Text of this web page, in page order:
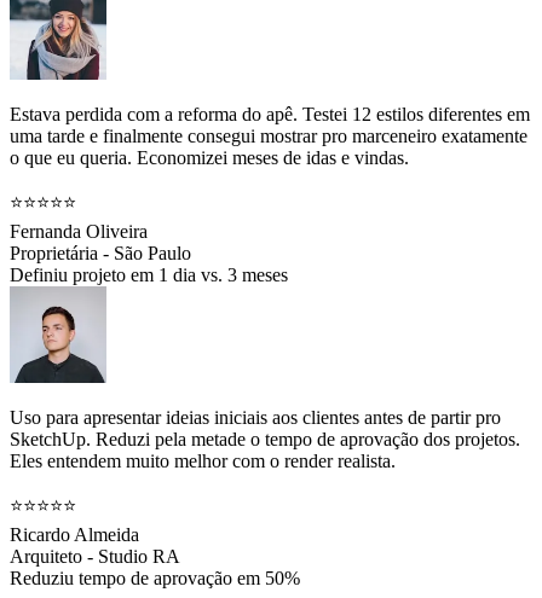
Estava perdida com a reforma do apê. Testei 12 estilos diferentes em
uma tarde e finalmente consegui mostrar pro marceneiro exatamente
o que eu queria. Economizei meses de idas e vindas.
⭐⭐⭐⭐⭐
Fernanda Oliveira
Proprietária - São Paulo
Definiu projeto em 1 dia vs. 3 meses
Uso para apresentar ideias iniciais aos clientes antes de partir pro
SketchUp. Reduzi pela metade o tempo de aprovação dos projetos.
Eles entendem muito melhor com o render realista.
⭐⭐⭐⭐⭐
Ricardo Almeida
Arquiteto - Studio RA
Reduziu tempo de aprovação em 50%